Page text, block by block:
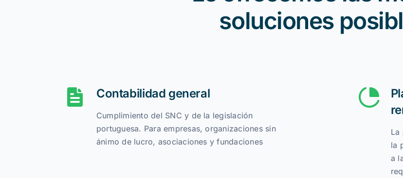
soluciones
Contabilidad general
Cumplimiento del SNC y de la legislación
portuguesa. Para empresas, organizaciones sin
ánimo de lucro, asociaciones y fundaciones
La
la
a